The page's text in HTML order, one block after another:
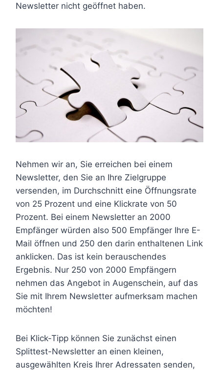
Newsletter nicht geöffnet haben.
Nehmen wir an, Sie erreichen bei einem
Newsletter, den Sie an Ihre Zielgruppe
versenden, im Durchschnitt eine Öffnungsrate
von 25 Prozent und eine Klickrate von 50
Prozent. Bei einem Newsletter an 2000
Empfänger würden also 500 Empfänger Ihre E-
Mail öffnen und 250 den darin enthaltenen Link
anklicken. Das ist kein berauschendes
Ergebnis. Nur 250 von 2000 Empfängern
nehmen das Angebot in Augenschein, auf das
Sie mit Ihrem Newsletter aufmerksam machen
möchten!
Bei Klick-Tipp können Sie zunächst einen
Splittest-Newsletter an einen kleinen,
ausgewählten Kreis Ihrer Adressaten senden,